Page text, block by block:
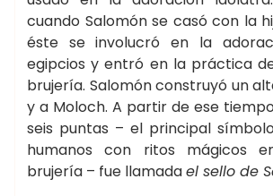
cuando Salomón se casó con la
éste se involucró en la
egipcios y entró en la práctica
brujería. Salomón construyó un
y a Moloch. A partir de ese
seis puntas – el principal
humanos con ritos mágicos
brujería – fue llamadael sello de